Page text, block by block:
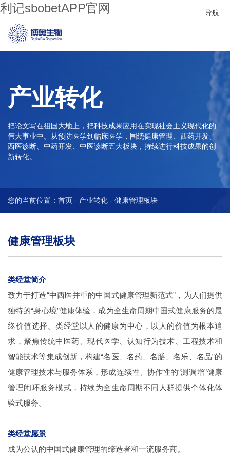
利记sbobetAPP官网 导航
产业转化
把论文写在祖国大地上，把科技成果应用在实现社会主义现代化的
伟大事业中。从预防医学到临床医学，围绕健康管理、西药开发、
西医诊断、中药开发、中医诊断五大板块，持续进行科技成果的创
新转化。
您的当前位置： 首页 - 产业转化 - 健康管理板块
健康管理板块
类经堂简介
致力于打造“中西医并重的中国式健康管理新范式”，为人们提供
独特的“身心境”健康体验，成为全生命周期中国式健康服务的最
终价值选择。类经堂以人的健康为中心，以人的价值为根本追
求，聚焦传统中医药、现代医学、认知行为技术、工程技术和
智能技术等集成创新，构建“名医、名药、名膳、名乐、名品”的
健康管理技术与服务体系，形成连续性、协作性的“测调增”健康
管理闭环服务模式，持续为全生命周期不同人群提供个体化体
验式服务。
类经堂愿景
成为公认的中国式健康管理的缔造者和一流服务商。